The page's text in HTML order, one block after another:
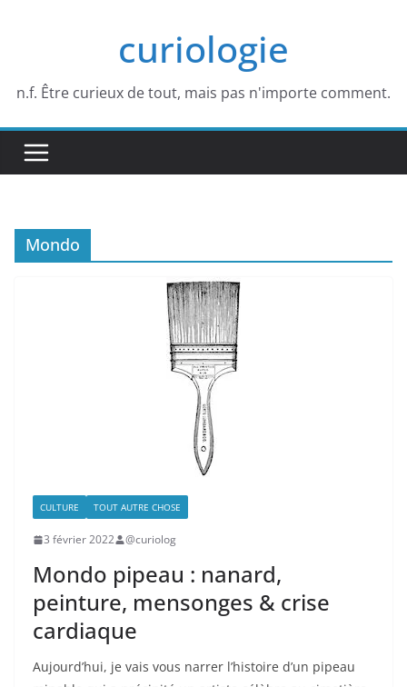
curiologie
n.f. Être curieux de tout, mais pas n'importe comment.
Mondo
CULTURE TOUT AUTRE CHOSE
3 février 2022 @curiolog
Mondo pipeau : nanard,
peinture, mensonges & crise
cardiaque
Aujourd’hui, je vais vous narrer l’histoire d’un pipeau